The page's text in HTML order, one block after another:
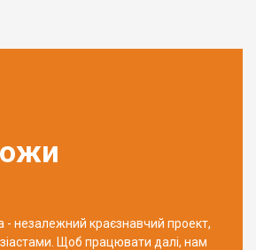
- незалежний краєзнавчий проект,
Щоб працювати далі, нам